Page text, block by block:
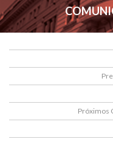
Próximos